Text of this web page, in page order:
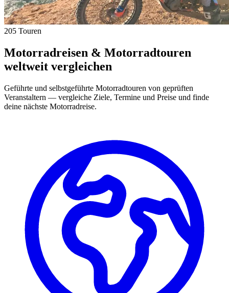
205 Touren
Motorradreisen & Motorradtouren
weltweit vergleichen
Geführte und selbstgeführte Motorradtouren von geprüften
Veranstaltern — vergleiche Ziele, Termine und Preise und finde
deine nächste Motorradreise.